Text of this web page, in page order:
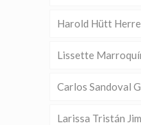
Harold Hütt
Lissette
Carlos Sandoval
Larissa Tristán